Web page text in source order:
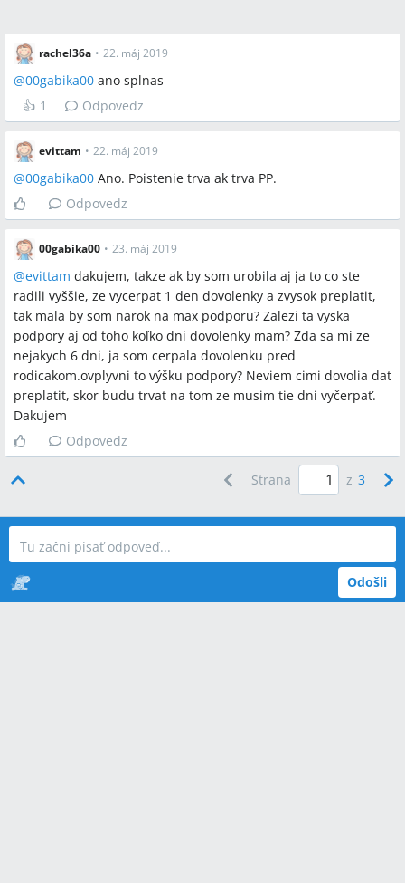
rachel36a • 22. máj 2019
@00gabika00 ano splnas
👍 1 Odpovedz
evittam • 22. máj 2019
@00gabika00 Ano. Poistenie trva ak trva PP.
Odpovedz
00gabika00 • 23. máj 2019
@evittam dakujem, takze ak by som urobila aj ja to co ste
radili vyššie, ze vycerpat 1 den dovolenky a zvysok preplatit,
tak mala by som narok na max podporu? Zalezi ta vyska
podpory aj od toho koľko dni dovolenky mam? Zda sa mi ze
nejakych 6 dni, ja som cerpala dovolenku pred
rodicakom.ovplyvni to výšku podpory? Neviem cimi dovolia dat
preplatit, skor budu trvat na tom ze musim tie dni vyčerpať.
Dakujem
Odpovedz
Strana z 3
Odošli